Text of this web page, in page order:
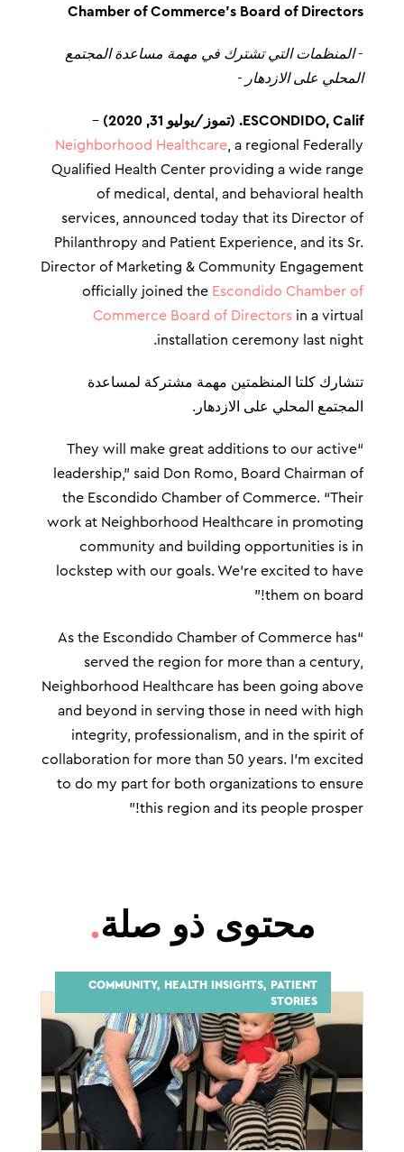
Chamber of Commerce’s Board of Directors
-المنظمات التي تشترك في مهمة مساعدة المجتمع
المحلي على الازدهار -
ESCONDIDO, Calif. (تموز/يوليو 31, 2020)
–
Neighborhood Healthcare , a regional Federally
Qualified Health Center providing a wide range
of medical, dental, and behavioral health
services, announced today that its Director of
Philanthropy and Patient Experience, and its Sr.
Director of Marketing & Community Engagement
officially joined the Escondido Chamber of
Commerce Board of Directors in a virtual
installation ceremony last night.
تتشارك كلتا المنظمتين مهمة مشتركة لمساعدة
المجتمع المحلي على الازدهار.
“They will make great additions to our active
leadership,” said Don Romo, Board Chairman of
the Escondido Chamber of Commerce. “Their
work at Neighborhood Healthcare in promoting
community and building opportunities is in
lockstep with our goals. We’re excited to have
them on board!”
“As the Escondido Chamber of Commerce has
served the region for more than a century,
Neighborhood Healthcare has been going above
and beyond in serving those in need with high
integrity, professionalism, and in the spirit of
collaboration for more than 50 years. I’m excited
to do my part for both organizations to ensure
this region and its people prosper!”
محتوى ذو صلة.
COMMUNITY, HEALTH INSIGHTS, PATIENT
STORIES